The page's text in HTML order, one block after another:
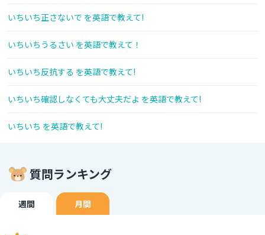
いちいち正さないで を英語で教えて!
いちいちうるさい を英語で教えて！
いちいち反抗する を英語で教えて!
いちいち確認しなくても大丈夫だよ を英語で教えて!
いちいち を英語で教えて!
質問ランキング
週間 月間